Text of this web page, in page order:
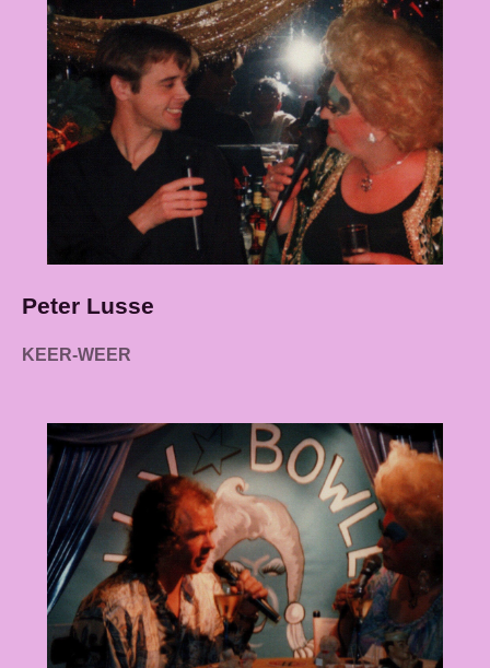
Peter Lusse
KEER-WEER